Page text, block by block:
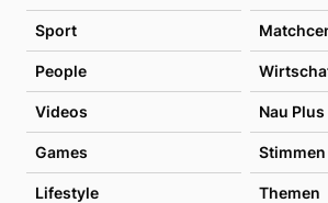
Sport
People
Videos Nau Plus
Games
Lifestyle Themen